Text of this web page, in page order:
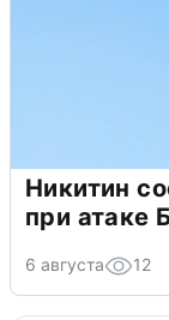
Никитин
при атаке
6 августа 12